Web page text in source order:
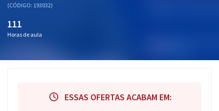
Blog
(CÓDIGO: 193032)
111
Horas de aula
ESSAS OFERTAS ACABAM EM: